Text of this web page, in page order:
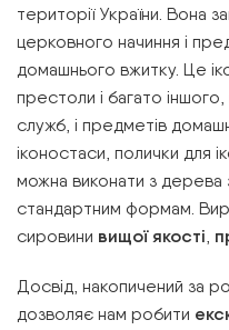
території України. Вона
церковного начиння і
домашнього вжитку. Це
престоли і багато
служб, і предметів
іконостаси, полички для
можна виконати з
стандартним формам.
сировини вищої якості,
Досвід, накопичений за
дозволяє нам робити